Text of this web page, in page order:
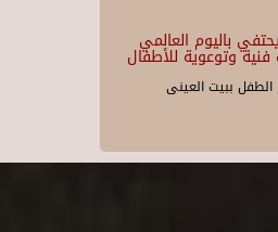
باليوم العالمي
فنية وتوعوية للأطفال
الطفل ببيت العينى